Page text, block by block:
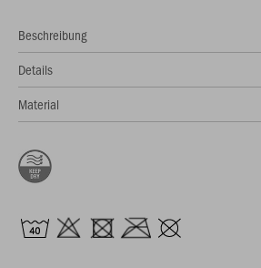
Beschreibung
Details
Material